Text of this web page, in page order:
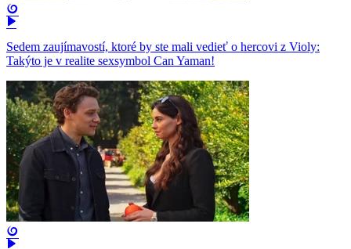
Sedem zaujímavostí, ktoré by ste mali vedieť o hercovi z Violy:
Takýto je v realite sexsymbol Can Yaman!